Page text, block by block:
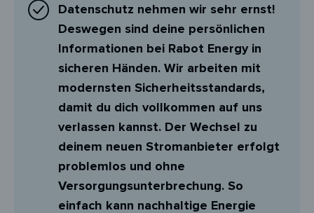
Datenschutz nehmen wir sehr ernst!
Deswegen sind deine persönlichen
Informationen bei Rabot Energy in
sicheren Händen. Wir arbeiten mit
modernsten Sicherheitsstandards,
damit du dich vollkommen auf uns
verlassen kannst. Der Wechsel zu
deinem neuen Stromanbieter erfolgt
problemlos und ohne
Versorgungsunterbrechung. So
einfach kann nachhaltige Energie